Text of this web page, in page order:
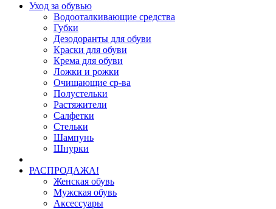
Уход за обувью
Водооталкивающие средства
Губки
Дезодоранты для обуви
Краски для обуви
Крема для обуви
Ложки и рожки
Очищающие ср-ва
Полустельки
Растяжители
Салфетки
Стельки
Шампунь
Шнурки
РАСПРОДАЖА!
Женская обувь
Мужская обувь
Аксессуары